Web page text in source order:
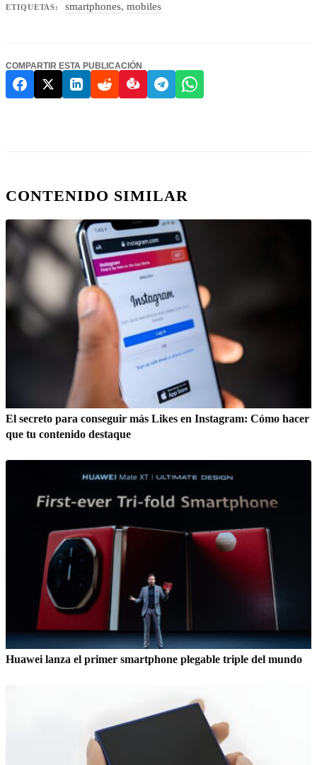
ETIQUETAS: smartphones, mobiles
COMPARTIR ESTA PUBLICACIÓN
CONTENIDO SIMILAR
El secreto para conseguir más Likes en Instagram: Cómo hacer
que tu contenido destaque
Huawei lanza el primer smartphone plegable triple del mundo